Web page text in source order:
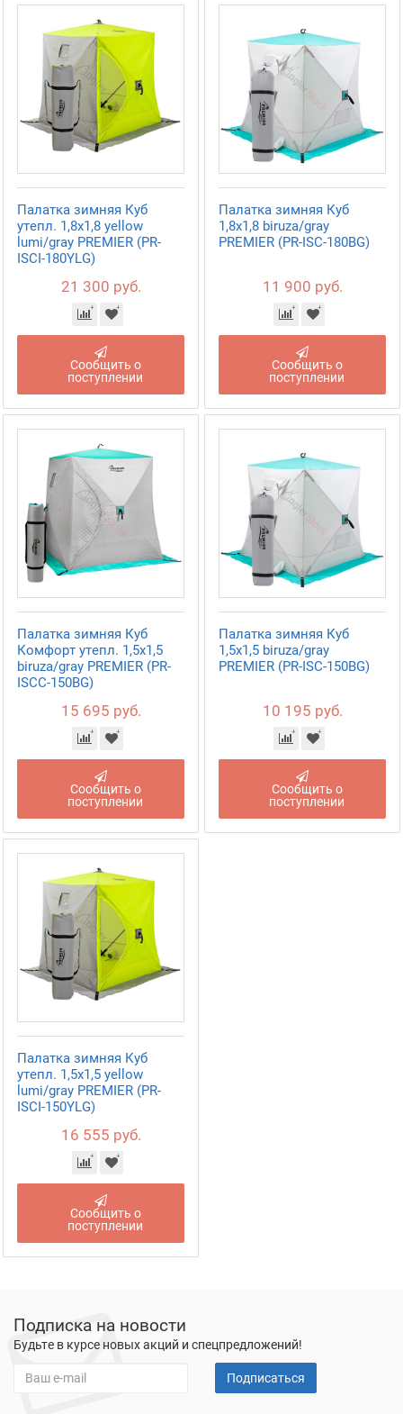
Палатка зимняя Куб
утепл. 1,8х1,8 yellow
lumi/gray PREMIER (PR-
ISCI-180YLG)
21 300 руб.
Сообщить о
поступлении
Палатка зимняя Куб
1,8х1,8 biruza/gray
PREMIER (PR-ISC-180BG)
11 900 руб.
Сообщить о
поступлении
Палатка зимняя Куб
Комфорт утепл. 1,5х1,5
biruza/gray PREMIER (PR-
ISCC-150BG)
15 695 руб.
Сообщить о
поступлении
Палатка зимняя Куб
1,5х1,5 biruza/gray
PREMIER (PR-ISC-150BG)
10 195 руб.
Сообщить о
поступлении
Палатка зимняя Куб
утепл. 1,5х1,5 yellow
lumi/gray PREMIER (PR-
ISCI-150YLG)
16 555 руб.
Сообщить о
поступлении
Подписка на новости
Будьте в курсе новых акций и спецпредложений!
Подписаться